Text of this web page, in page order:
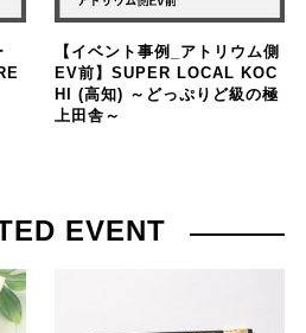
【イベント事例_アトリウム側
EV前】SUPER LOCAL KOC
HI (高知) ～どっぷりど級の極
上田舎～
EVENT